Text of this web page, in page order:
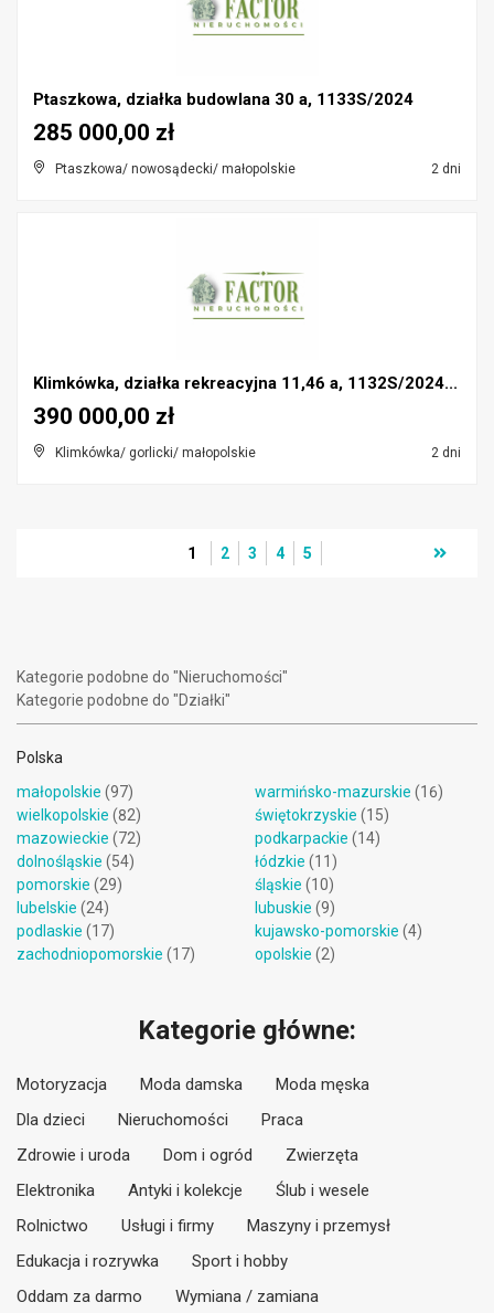
Ptaszkowa, działka budowlana 30 a, 1133S/2024
Ptaszkowa/ nowosądecki/ małopolskie 2 dni
285 000,00 zł
Klimkówka, działka rekreacyjna 11,46 a, 1132S/2024...
Klimkówka/ gorlicki/ małopolskie 2 dni
390 000,00 zł
1 2 3 4 5
Kategorie podobne do "Nieruchomości"
Kategorie podobne do "Działki"
Polska
małopolskie (97)
wielkopolskie (82)
mazowieckie (72)
dolnośląskie (54)
pomorskie (29)
lubelskie (24)
podlaskie (17)
zachodniopomorskie (17)
warmińsko-mazurskie (16)
świętokrzyskie (15)
podkarpackie (14)
łódzkie (11)
śląskie (10)
lubuskie (9)
kujawsko-pomorskie (4)
opolskie (2)
Kategorie główne:
Motoryzacja Moda damska
Moda męska
Dla dzieci
Nieruchomości
Praca
Zdrowie i uroda
Dom i ogród
Zwierzęta
Elektronika
Antyki i kolekcje
Ślub i wesele
Rolnictwo
Usługi i firmy
Maszyny i przemysł
Edukacja i rozrywka
Sport i hobby
Oddam za darmo
Wymiana / zamiana